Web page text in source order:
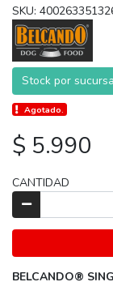
SKU:
Stock por
Agotado.
$ 5.990
CANTIDAD
BELCANDO®️